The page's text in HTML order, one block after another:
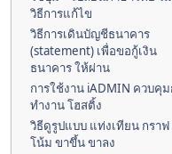
วิธีการแก้ไข
วิธีการเดินบัญชีธนาคาร
(statement) เพื่อขอกู้เงิน
ธนาคาร ให้ผ่าน
การใช้งาน iADMIN ควบคุ
ทำงาน โฮสติ้ง
วิธีดูรูปแบบ แท่งเทียน กรา
โน้ม ขาขึ้น ขาลง